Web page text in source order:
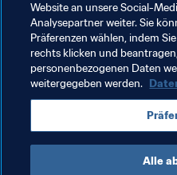
Verwandte
Organisation
Website an unsere Social-
Analysepartner weiter. Sie
Präferenzen wählen, indem
rechts klicken und
personenbezogenen Daten
weitergegeben werden.
Alle